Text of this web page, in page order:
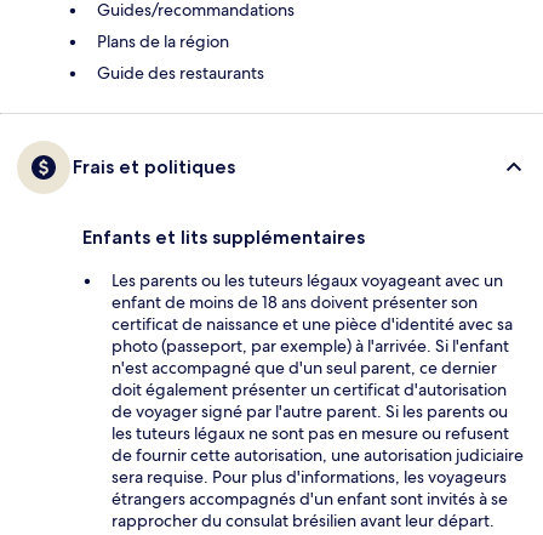
Guides/recommandations
Plans de la région
Guide des restaurants
Frais et politiques
Enfants et lits supplémentaires
Les parents ou les tuteurs légaux voyageant avec un
enfant de moins de 18 ans doivent présenter son
certificat de naissance et une pièce d'identité avec sa
photo (passeport, par exemple) à l'arrivée. Si l'enfant
n'est accompagné que d'un seul parent, ce dernier
doit également présenter un certificat d'autorisation
de voyager signé par l'autre parent. Si les parents ou
les tuteurs légaux ne sont pas en mesure ou refusent
de fournir cette autorisation, une autorisation judiciaire
sera requise. Pour plus d'informations, les voyageurs
étrangers accompagnés d'un enfant sont invités à se
rapprocher du consulat brésilien avant leur départ.